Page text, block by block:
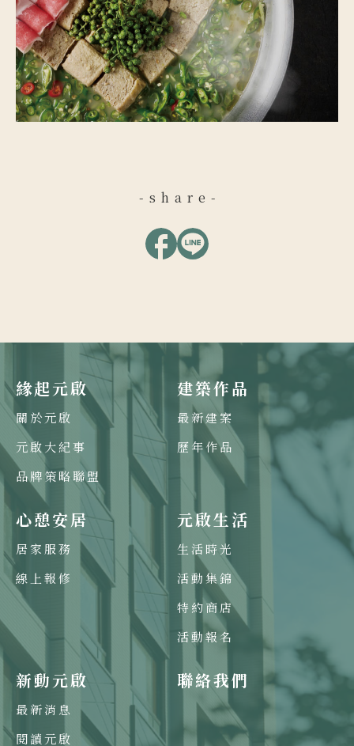
-share-
緣起元啟
關於元啟
元啟大紀事
品牌策略聯盟
建築作品
最新建案
歷年作品
心憩安居
居家服務
線上報修
元啟生活
生活時光
活動集錦
特約商店
活動報名
新動元啟
最新消息
閱讀元啟
聯絡我們